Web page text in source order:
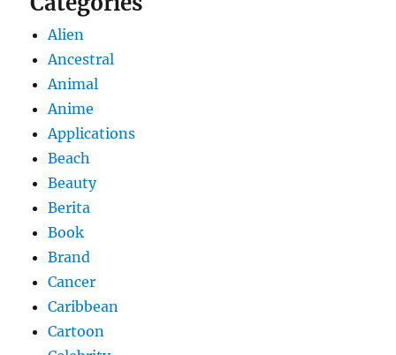
Alien
Ancestral
Animal
Anime
Applications
Beach
Beauty
Berita
Book
Brand
Cancer
Caribbean
Cartoon